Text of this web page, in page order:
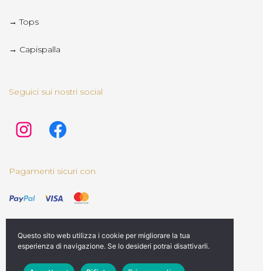
→ Tops
→ Capispalla
Seguici sui nostri social
Pagamenti sicuri con
© 2025 Rediviva Store | Tutti i diritti riservati | Credits
Questo sito web utilizza i cookie per migliorare la tua
esperienza di navigazione. Se lo desideri potrai disattivarli.